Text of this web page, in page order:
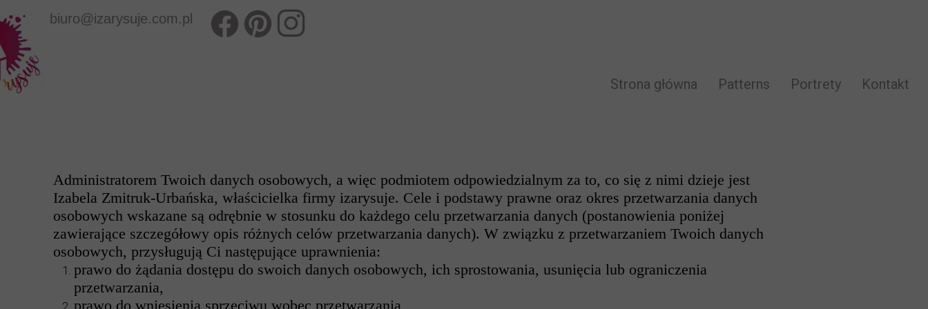
Administratorem Twoich danych osobowych, a więc podmiotem odpowiedzialnym za to, co się z nimi dzieje jest
Izabela Zmitruk-Urbańska, właścicielka firmy izarysuje. Cele i podstawy prawne oraz okres przetwarzania danych
osobowych wskazane są odrębnie w stosunku do każdego celu przetwarzania danych (postanowienia poniżej
zawierające szczegółowy opis różnych celów przetwarzania danych). W związku z przetwarzaniem Twoich danych
osobowych, przysługują Ci następujące uprawnienia:
prawo do żądania dostępu do swoich danych osobowych, ich sprostowania, usunięcia lub ograniczenia
przetwarzania,
prawo do wniesienia sprzeciwu wobec przetwarzania,
Strona główna Patterns Portrety Kontakt
biuro@izarysuje.com.pl